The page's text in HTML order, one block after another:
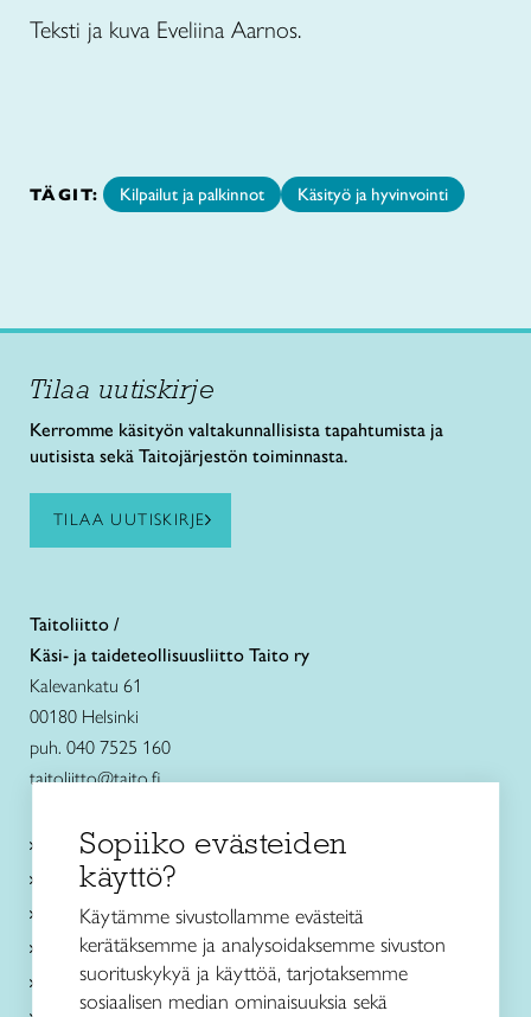
Teksti ja kuva Eveliina Aarnos.
TÄGIT: Kilpailut ja palkinnot Käsityö ja hyvinvointi
Tilaa uutiskirje
Kerromme käsityön valtakunnallisista tapahtumista ja
uutisista sekä Taitojärjestön toiminnasta.
TILAA UUTISKIRJE
Taitoliitto /
Käsi- ja taideteollisuusliitto Taito ry
Kalevankatu 61
00180 Helsinki
puh. 040 7525 160
taitoliitto@taito.fi
Käsityökurssit ja koulutus
Ajankohtaista
Käsityöohjeet
Me olemme Taito
Paikallinen toiminta
Sopiiko evästeiden
käyttö?
Käytämme sivustollamme evästeitä
kerätäksemme ja analysoidaksemme sivuston
suorituskykyä ja käyttöä, tarjotaksemme
sosiaalisen median ominaisuuksia sekä